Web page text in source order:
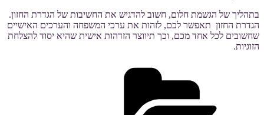
בתהליך של הגשמת חלום, חשוב להדגיש את החשיבות של הגדרת החזון.
הגדרת החזון תאפשר לכם, לזהות את ערכי המשפחה והערכים האישיים
שחשובים לכל אחד מכם, וכך תיווצר הזדהות אישית שהיא יסוד להצלחת
הזוגיות.